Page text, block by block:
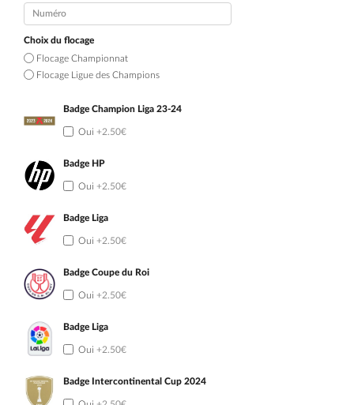
Choix du flocage
Flocage Championnat
Flocage Ligue des Champions
Badge Champion Liga 23-24
Oui +2.50€
Badge HP
Oui +2.50€
Badge Liga
Oui +2.50€
Badge Coupe du Roi
Oui +2.50€
Badge Liga
Oui +2.50€
Badge Intercontinental Cup 2024